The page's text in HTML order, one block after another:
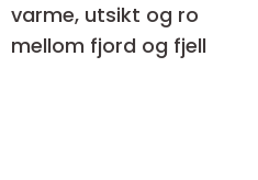
varme, utsikt og ro
mellom fjord og fjell